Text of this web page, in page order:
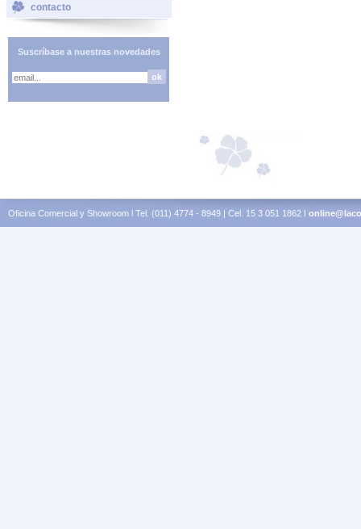
contacto
Suscríbase a nuestras novedades
Oficina Comercial y Showroom l Tel. (011) 4774 - 8949 | Cel. 15 3 051 1862 l